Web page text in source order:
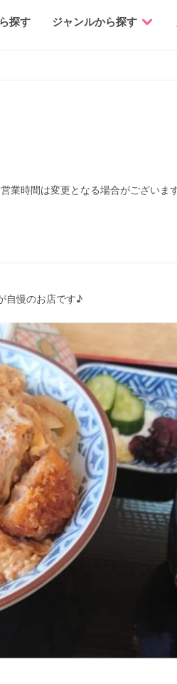
探す ジャンルから探す
業時間は変更となる場合がございま
自慢のお店です♪